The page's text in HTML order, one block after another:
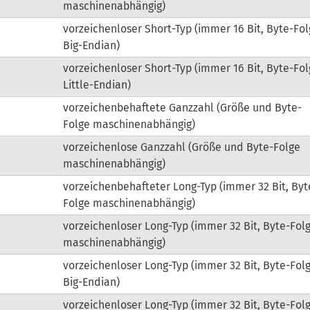
maschinenabhängig)
vorzeichenloser Short-Typ (immer 16 Bit, Byte-
Big-Endian)
vorzeichenloser Short-Typ (immer 16 Bit, Byte-
Little-Endian)
vorzeichenbehaftete Ganzzahl (Größe und Byte-
Folge maschinenabhängig)
vorzeichenlose Ganzzahl (Größe und Byte-Folge
maschinenabhängig)
vorzeichenbehafteter Long-Typ (immer 32 Bit,
Folge maschinenabhängig)
vorzeichenloser Long-Typ (immer 32 Bit, Byte-
maschinenabhängig)
vorzeichenloser Long-Typ (immer 32 Bit, Byte-
Big-Endian)
vorzeichenloser Long-Typ (immer 32 Bit, Byte-